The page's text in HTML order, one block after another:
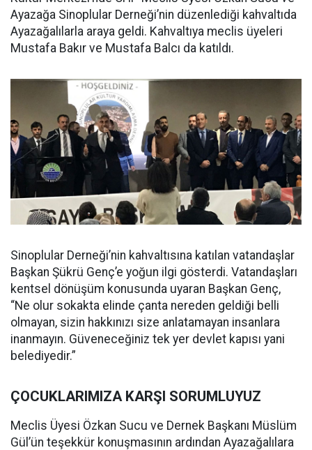
Ayazağa Sinoplular Derneği’nin düzenlediği kahvaltıda
Ayazağalılarla araya geldi. Kahvaltıya meclis üyeleri
Mustafa Bakır ve Mustafa Balcı da katıldı.
Sinoplular Derneği’nin kahvaltısına katılan vatandaşlar
Başkan Şükrü Genç’e yoğun ilgi gösterdi. Vatandaşları
kentsel dönüşüm konusunda uyaran Başkan Genç,
“Ne olur sokakta elinde çanta nereden geldiği belli
olmayan, sizin hakkınızı size anlatamayan insanlara
inanmayın. Güveneceğiniz tek yer devlet kapısı yani
belediyedir.”
ÇOCUKLARIMIZA KARŞI SORUMLUYUZ
Meclis Üyesi Özkan Sucu ve Dernek Başkanı Müslüm
Gül’ün teşekkür konuşmasının ardından Ayazağalılara